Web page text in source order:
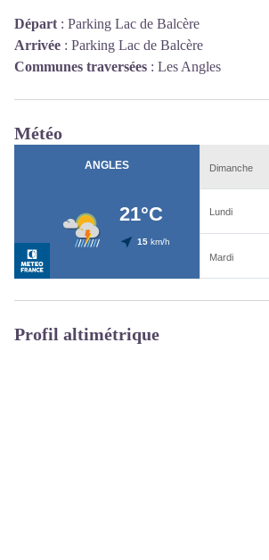
Départ : Parking Lac de Balcère
Arrivée : Parking Lac de Balcère
Communes traversées : Les Angles
Météo
Profil altimétrique